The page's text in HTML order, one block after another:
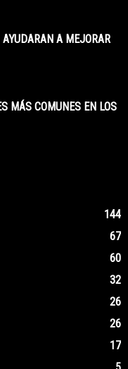
A MEJORAR
MÁS COMUNES EN LOS
144
67
60
32
26
26
17